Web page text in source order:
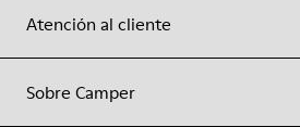
Atención al cliente
Sobre Camper